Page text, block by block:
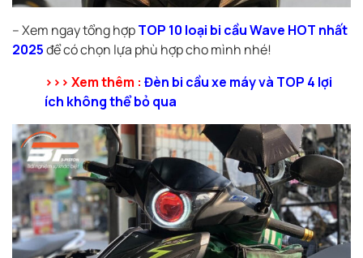
– Xem ngay tổng hợpTOP 10 loại bi cầu Wave HOT nhất
2025để có chọn lựa phù hợp cho mình nhé!
>>> Xem thêm : Đèn bi cầu xe máy và TOP 4 lợi
ích không thể bỏ qua